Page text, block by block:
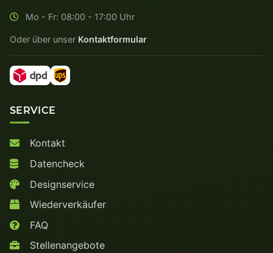
Mo - Fr: 08:00 - 17:00 Uhr
Oder über unser Kontaktformular
SERVICE
Kontakt
Datencheck
Designservice
Wiederverkäufer
FAQ
Stellenangebote